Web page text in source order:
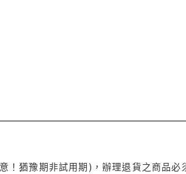
！猶豫期非試用期)，辦理退貨之商品必